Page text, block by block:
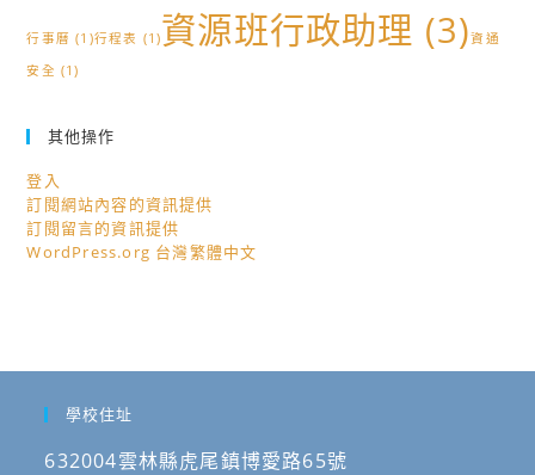
行事曆 (1)行程表 (1)資源班行政助理 (3)資通
安全 (1)
其他操作
登入
訂閱網站內容的資訊提供
訂閱留言的資訊提供
WordPress.org 台灣繁體中文
學校住址
632004雲林縣虎尾鎮博愛路65號